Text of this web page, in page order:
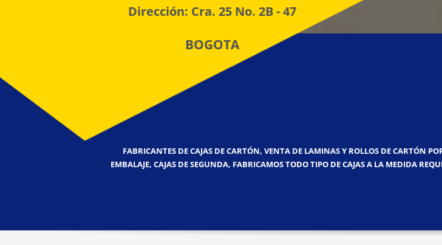
Dirección: Cra. 25 No. 2B - 47
BOGOTA
FABRICANTES DE CAJAS DE CARTÓN, VENTA DE LAMINAS Y ROLLOS DE CARTÓN
EMBALAJE, CAJAS DE SEGUNDA, FABRICAMOS TODO TIPO DE CAJAS A LA MEDIDA